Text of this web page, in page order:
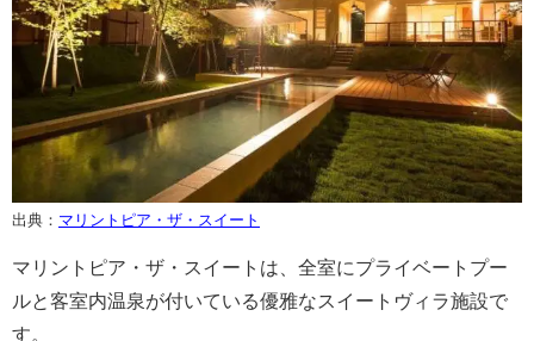
出典： マリントピア・ザ・スイート
マリントピア・ザ・スイートは、全室にプライベートプー
ルと客室内温泉が付いている優雅なスイートヴィラ施設で
す。